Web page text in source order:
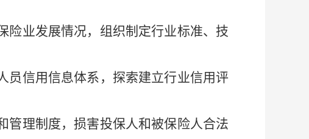
险业发展情况，组织制定行业标准、技
员信用信息体系，探索建立行业信用评
管理制度，损害投保人和被保险人合法